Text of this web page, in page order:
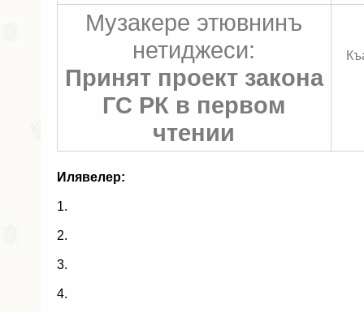
Музакере этювнинъ
нетиджеси:
Принят проект закона
ГС РК в первом
чтении
Илявелер:
1.
2.
3.
4.